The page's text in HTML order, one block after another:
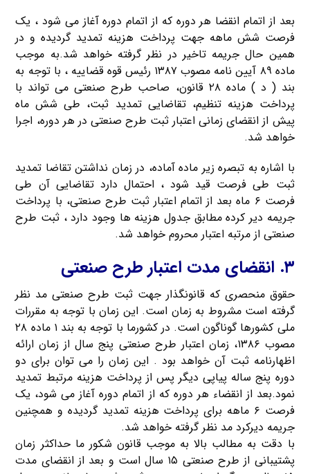
بعد از اتمام انقضا هر دوره که از اتمام دوره آغاز می شود ، یک
فرصت شش ماهه جهت پرداخت هزینه تمدید گردیده و در
همین حال جریمه تاخیر در نظر گرفته خواهد شد.به موجب
ماده ۸۹ آیین نامه مصوب ۱۳۸۷ رئیس قوه قضاییه ، با توجه به
بند ( د ) ماده ۲۸ قانون، صاحب طرح صنعتی می تواند با
پرداخت هزینه تنظیم، تقاضایی تمدید ثبت، طی شش ماه
پیش از انقضای زمانی اعتبار ثبت طرح صنعتی در هر دوره، اجرا
خواهد شد.
با اشاره به تبصره زیر ماده آماده، در زمان نداشتن تقاضا تمدید
ثبت طی فرصت قید شود ، احتمال دارد تقاضایی آن طی
فرصت ۶ ماه بعد از اتمام اعتبار ثبت طرح صنعتی، با پرداخت
جریمه دیر کرده مطابق جدول هزینه ها وجود دارد ، ثبت طرح
صنعتی از مرتبه اعتبار محروم خواهد شد.
۳. انقضای مدت اعتبار طرح صنعتی
حقوق منحصری که قانونگذار جهت ثبت طرح صنعتی مد نظر
گرفته است مشروط به زمان است. این زمان با توجه به مقررات
ملی کشورها گوناگون است. در کشورما با توجه به بند ۱ ماده ۲۸
مصوب ۱۳۸۶، زمان اعتبار طرح صنعتی پنج سال از زمان ارائه
اظهارنامه ثبت آن خواهد بود . این زمان را می توان برای دو
دوره پنج ساله پیاپی دیگر پس از پرداخت هزینه مرتبط تمدید
نمود.بعد از انقضاء هر دوره که از اتمام دوره آغاز می شود، یک
فرصت ۶ ماهه برای پرداخت هزینه تمدید گردیده و همچنین
جریمه دیرکرد مد نظر گرفته خواهد شد.
با دقت به مطالب بالا به موجب قانون شکور ما حداکثر زمان
پشتیبانی از طرح صنعتی ۱۵ سال است و بعد از انقضای مدت